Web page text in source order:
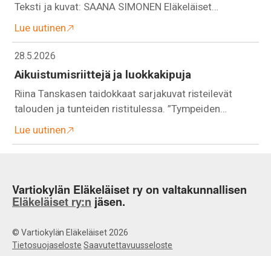
Teksti ja kuvat: SAANA SIMONEN Eläkeläiset…
Lue uutinen
28.5.2026
Aikuistumisriittejä ja luokkakipuja
Riina Tanskasen taidokkaat sarjakuvat risteilevät
talouden ja tunteiden ristitulessa. ”Tympeiden…
Lue uutinen
Vartiokylän Eläkeläiset ry on valtakunnallisen
Eläkeläiset ry:n jäsen.
© Vartiokylän Eläkeläiset 2026
Tietosuojaseloste Saavutettavuusseloste